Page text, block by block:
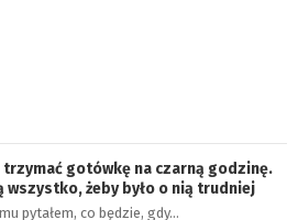
trzymać gotówkę na czarną godzinę.
wszystko, żeby było o nią trudniej
pytałem, co będzie, gdy…